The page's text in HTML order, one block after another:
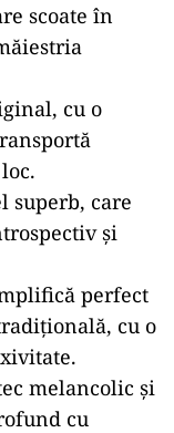
scoate în
cu o
superb, care
și
perfect
cu o
melancolic și
cu